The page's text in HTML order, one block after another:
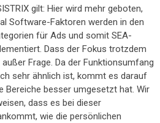
gilt: Hier wird mehr geboten,
Software-Faktoren werden in den
für Ads und somit SEA-
Dass der Fokus trotzdem
Frage. Da der Funktionsumfang
sehr ähnlich ist, kommt es darauf
Bereiche besser umgesetzt hat. Wir
dass es bei dieser
wie die persönlichen